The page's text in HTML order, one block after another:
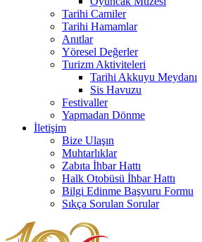
Tarihi Camiler
Tarihi Hamamlar
Anıtlar
Yöresel Değerler
Turizm Aktiviteleri
Tarihi Akkuyu Meydanı
Sis Havuzu
Festivaller
Yapmadan Dönme
İletişim
Bize Ulaşın
Muhtarlıklar
Zabıta İhbar Hattı
Halk Otobüsü İhbar Hattı
Bilgi Edinme Başvuru Formu
Sıkça Sorulan Sorular